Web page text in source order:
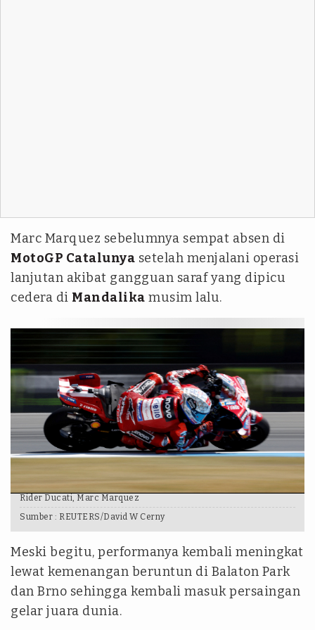
Marc Marquez sebelumnya sempat absen di
MotoGP Catalunya setelah menjalani operasi
lanjutan akibat gangguan saraf yang dipicu
cedera di Mandalika musim lalu.
Rider Ducati, Marc Marquez
Sumber : REUTERS/David W Cerny
Meski begitu, performanya kembali meningkat
lewat kemenangan beruntun di Balaton Park
dan Brno sehingga kembali masuk persaingan
gelar juara dunia.